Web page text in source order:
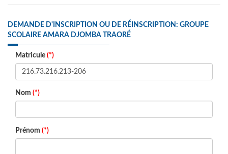
DEMANDE D'INSCRIPTION OU DE RÉINSCRIPTION: GROUPE
SCOLAIRE AMARA DJOMBA TRAORÉ
Matricule (*)
Nom (*)
Prénom (*)